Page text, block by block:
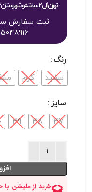
تهران 1 الی 2 ساعته و شهرستان 2 الی 3 روز
ثبت سفارش
09125048916 یا
رنگ
سفید
کرم
سایز
37
38
39